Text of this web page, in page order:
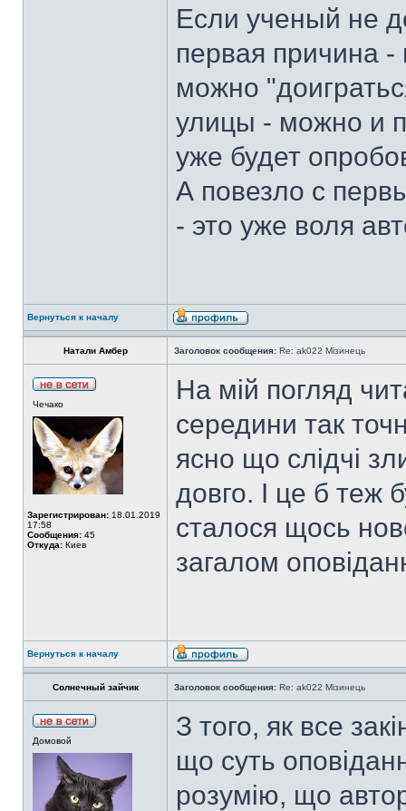
Если ученый не
первая причина -
можно
улицы - можно и
уже будет
А повезло с
- это уже воля
Вернуться к началу
Натали Амбер Заголовок сообщения: Re: ak022 Мізинець
Чечако
Зарегистрирован: 18.01.2019
17:58
Сообщения: 45
Откуда: Киев
На мій погляд
середини так
ясно що слідчі
довго. І це б теж
сталося щось
загалом
Вернуться к началу
Солнечный зайчик Заголовок сообщения: Re: ak022 Мізинець
Домовой
З того, як все
що суть
розумію, що